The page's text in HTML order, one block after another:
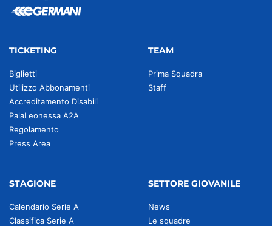
TICKETING
Biglietti
Utilizzo Abbonamenti
Accreditamento Disabili
PalaLeonessa A2A
Regolamento
Press Area
TEAM
Prima Squadra
Staff
STAGIONE
Calendario Serie A
Classifica Serie A
SETTORE GIOVANILE
News
Le squadre